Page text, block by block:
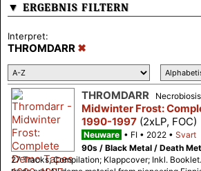
▼ ERGEBNIS FILTERN
Interpret:
THROMDARR
THROMDARR Necrobiosis
Midwinter Frost:
1990-1997 (2xLP, FOC)
Neuware FI 2022
Svart
90s / Black Metal / Death
27 Tracks; Compilation; Klappcover; Inkl.